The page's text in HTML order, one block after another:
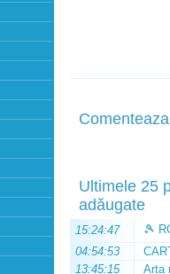
Comenteaza
Ultimele 25
adăugate
15:24:47
🎾
04:54:53
13:45:15
Arta